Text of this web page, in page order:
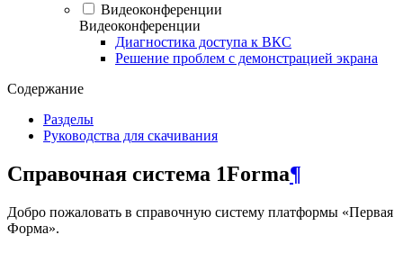
Видеоконференции
Видеоконференции
Диагностика доступа к ВКС
Решение проблем с демонстрацией экрана
Содержание
Разделы
Руководства для скачивания
Справочная система 1Forma¶
Добро пожаловать в справочную систему платформы «Первая
Форма».